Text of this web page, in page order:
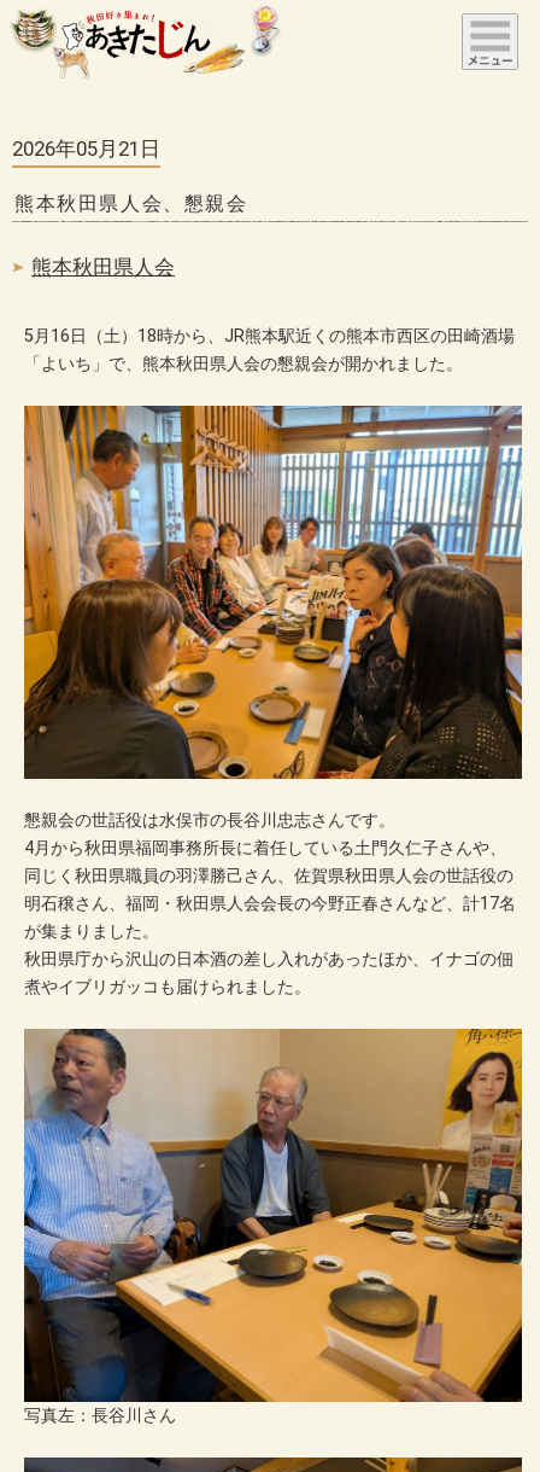
2026年05月21日
熊本秋田県人会、懇親会
熊本秋田県人会
5月16日（土）18時から、JR熊本駅近くの熊本市西区の田崎酒場
「よいち」で、熊本秋田県人会の懇親会が開かれました。
懇親会の世話役は水俣市の長谷川忠志さんです。
4月から秋田県福岡事務所長に着任している土門久仁子さんや、
同じく秋田県職員の羽澤勝己さん、佐賀県秋田県人会の世話役の
明石穣さん、福岡・秋田県人会会長の今野正春さんなど、計17名
が集まりました。
秋田県庁から沢山の日本酒の差し入れがあったほか、イナゴの佃
煮やイブリガッコも届けられました。
写真左：長谷川さん